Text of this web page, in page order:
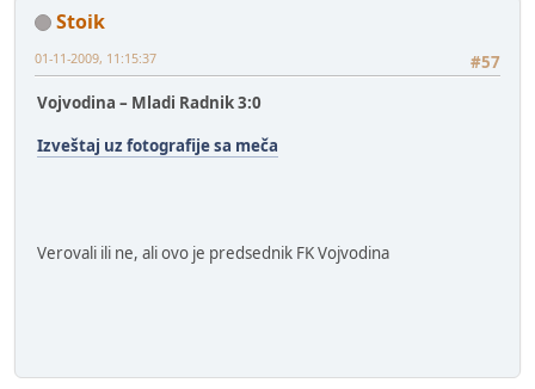
Stoik
#57
01-11-2009, 11:15:37
Vojvodina – Mladi Radnik 3:0
Izveštaj uz fotografije sa meča
Verovali ili ne, ali ovo je predsednik FK Vojvodina